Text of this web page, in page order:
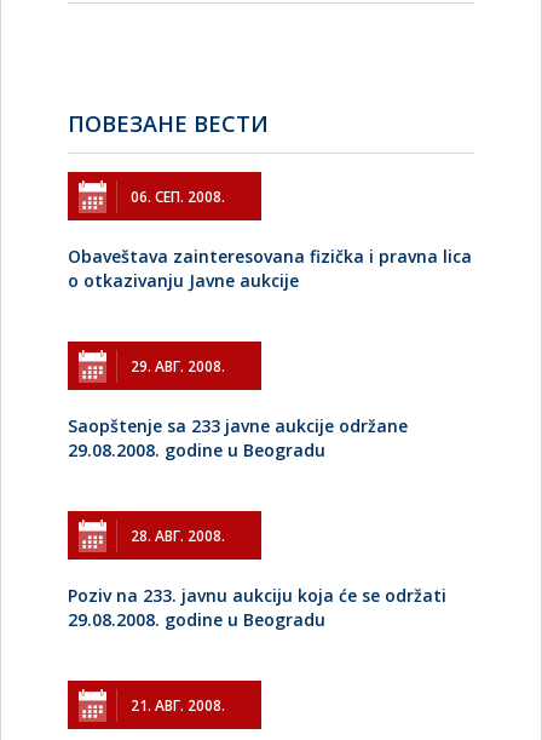
ПОВЕЗАНЕ ВЕСТИ
06. СЕП. 2008.
Obaveštava zainteresovana fizička i pravna lica
o otkazivanju Javne aukcije
29. АВГ. 2008.
Saopštenje sa 233 javne aukcije održane
29.08.2008. godine u Beogradu
28. АВГ. 2008.
Poziv na 233. javnu aukciju koja će se održati
29.08.2008. godine u Beogradu
21. АВГ. 2008.